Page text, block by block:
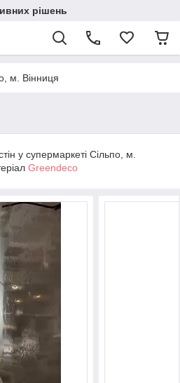
рішень
м. Вінниця
у супермаркеті Сільпо, м.
Greendeco